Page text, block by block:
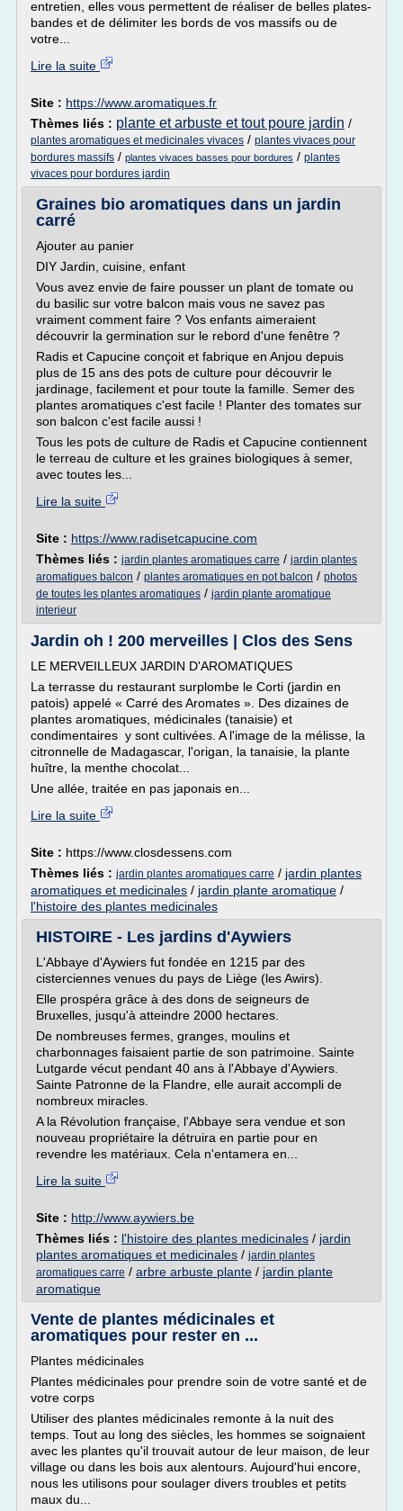
entretien, elles vous permettent de réaliser de belles plates-
bandes et de délimiter les bords de vos massifs ou de
votre...
Lire la suite
Site : https://www.aromatiques.fr
Thèmes liés : plante et arbuste et tout poure jardin /
plantes aromatiques et medicinales vivaces / plantes vivaces pour
bordures massifs / plantes vivaces basses pour bordures / plantes
vivaces pour bordures jardin
Graines bio aromatiques dans un jardin
carré
Ajouter au panier
DIY Jardin, cuisine, enfant
Vous avez envie de faire pousser un plant de tomate ou
du basilic sur votre balcon mais vous ne savez pas
vraiment comment faire ? Vos enfants aimeraient
découvrir la germination sur le rebord d'une fenêtre ?
Radis et Capucine conçoit et fabrique en Anjou depuis
plus de 15 ans des pots de culture pour découvrir le
jardinage, facilement et pour toute la famille. Semer des
plantes aromatiques c'est facile ! Planter des tomates sur
son balcon c'est facile aussi !
Tous les pots de culture de Radis et Capucine contiennent
le terreau de culture et les graines biologiques à semer,
avec toutes les...
Lire la suite
Site : https://www.radisetcapucine.com
Thèmes liés : jardin plantes aromatiques carre / jardin plantes
aromatiques balcon / plantes aromatiques en pot balcon / photos
de toutes les plantes aromatiques / jardin plante aromatique
interieur
Jardin oh ! 200 merveilles | Clos des Sens
LE MERVEILLEUX JARDIN D'AROMATIQUES
La terrasse du restaurant surplombe le Corti (jardin en
patois) appelé « Carré des Aromates ». Des dizaines de
plantes aromatiques, médicinales (tanaisie) et
condimentaires y sont cultivées. A l'image de la mélisse, la
citronnelle de Madagascar, l'origan, la tanaisie, la plante
huître, la menthe chocolat...
Une allée, traitée en pas japonais en...
Lire la suite
Site : https://www.closdessens.com
Thèmes liés : jardin plantes aromatiques carre / jardin plantes
aromatiques et medicinales / jardin plante aromatique /
l'histoire des plantes medicinales
HISTOIRE - Les jardins d'Aywiers
L'Abbaye d'Aywiers fut fondée en 1215 par des
cisterciennes venues du pays de Liège (les Awirs).
Elle prospéra grâce à des dons de seigneurs de
Bruxelles, jusqu'à atteindre 2000 hectares.
De nombreuses fermes, granges, moulins et
charbonnages faisaient partie de son patrimoine. Sainte
Lutgarde vécut pendant 40 ans à l'Abbaye d'Aywiers.
Sainte Patronne de la Flandre, elle aurait accompli de
nombreux miracles.
A la Révolution française, l'Abbaye sera vendue et son
nouveau propriétaire la détruira en partie pour en
revendre les matériaux. Cela n'entamera en...
Lire la suite
Site : http://www.aywiers.be
Thèmes liés : l'histoire des plantes medicinales / jardin
plantes aromatiques et medicinales / jardin plantes
aromatiques carre / arbre arbuste plante / jardin plante
aromatique
Vente de plantes médicinales et
aromatiques pour rester en ...
Plantes médicinales
Plantes médicinales pour prendre soin de votre santé et de
votre corps
Utiliser des plantes médicinales remonte à la nuit des
temps. Tout au long des siècles, les hommes se soignaient
avec les plantes qu'il trouvait autour de leur maison, de leur
village ou dans les bois aux alentours. Aujourd'hui encore,
nous les utilisons pour soulager divers troubles et petits
maux du...